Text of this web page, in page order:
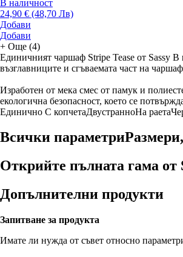
В наличност
24,90 € (48,70 Лв)
Добави
Добави
+ Още (4)
Единичният чаршаф Stripe Tease от Sassy
възглавниците и сгъваемата част на
Изработен от мека смес от памук и
екологична безопасност, което се
Единично С копчетаДвустранноНа раета
Всички параметри
Открийте пълната гама от
Допълнителни продукти
Запитване за продукта
Имате ли нужда от съвет относно